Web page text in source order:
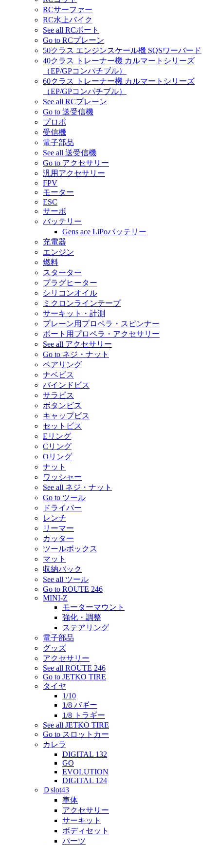
RCサーファー
RC水上バイク
See all RCボート
Go to RCプレーン
50クラス エンジンスケール機 SQSワーバード
40クラス トレーナー機 カルマートシリーズ
（EP/GPコンパチブル）
60クラス トレーナー機 カルマートシリーズ
（EP/GPコンパチブル）
See all RCプレーン
Go to 送受信機
プロポ
受信機
電子部品
See all 送受信機
Go to アクセサリー
汎用アクセサリー
FPV
モーター
ESC
サーボ
バッテリー
Gens ace LiPoバッテリー
充電器
エンジン
燃料
スターター
プラグヒーター
シリコンオイル
ミクロンラインテープ
サーキット・計測
プレーン用プロペラ・スピンナー
ボート用プロペラ・アクセサリー
See all アクセサリー
Go to ネジ・ナット
ベアリング
ナベビス
バインドビス
サラビス
ボタンビス
キャップビス
セットビス
Eリング
Cリング
Oリング
ナット
ワッシャー
See all ネジ・ナット
Go to ツール
ドライバー
レンチ
リーマー
カッター
ツールボックス
マット
収納バック
See all ツール
Go to ROUTE 246
MINI-Z
モーターマウント
強化・調整
ステアリング
電子部品
グッズ
アクセサリー
See all ROUTE 246
Go to JETKO TIRE
タイヤ
1/10
1/8 バギー
1/8 トラギー
See all JETKO TIRE
Go to スロットカー
カレラ
DIGITAL 132
GO
EVOLUTION
DIGITAL 124
Ｄslot43
車体
アクセサリー
サーキット
ボディセット
パーツ